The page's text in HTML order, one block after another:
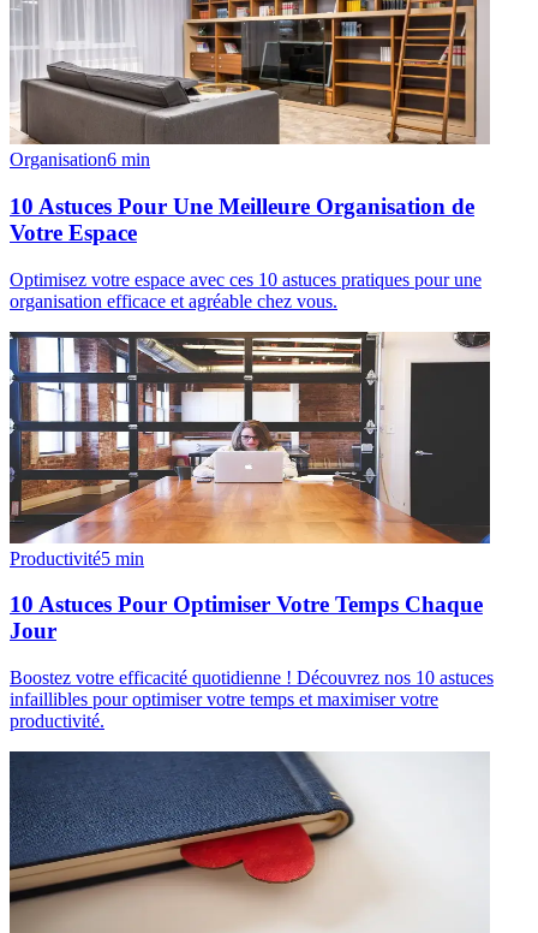
Organisation6 min
10 Astuces Pour Une Meilleure Organisation de
Votre Espace
Optimisez votre espace avec ces 10 astuces pratiques pour une
organisation efficace et agréable chez vous.
Productivité5 min
10 Astuces Pour Optimiser Votre Temps Chaque
Jour
Boostez votre efficacité quotidienne ! Découvrez nos 10 astuces
infaillibles pour optimiser votre temps et maximiser votre
productivité.